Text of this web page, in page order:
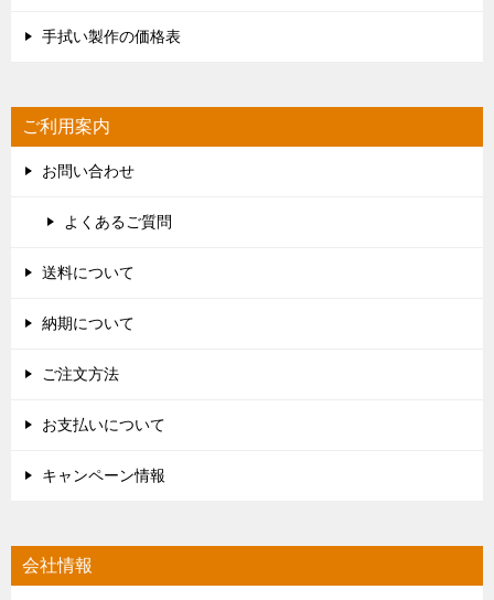
手拭い製作の価格表
ご利用案内
お問い合わせ
よくあるご質問
送料について
納期について
ご注文方法
お支払いについて
キャンペーン情報
会社情報